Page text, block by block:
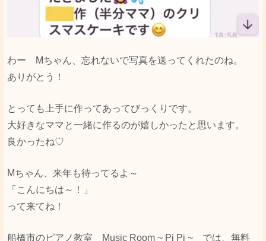
わー Мちゃん、忘れないで写真を送ってくれたのね。
ありがとう！
とっても上手に作ってあってびっくりです。
大好きなママと一緒に作るのが嬉しかったと思います。
良かったね♡
Мちゃん、来年も待ってるよ～
「こんにちは～！」
って来てね！
船橋市のピアノ教室 Music Room ~ Pi Pi ~ では、無料